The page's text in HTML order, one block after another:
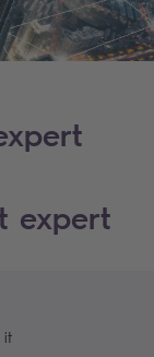
expert
it